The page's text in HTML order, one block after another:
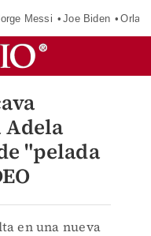
Messi Joe Biden
"pelada
en una nueva